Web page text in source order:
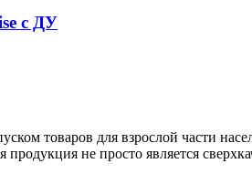
с ДУ
товаров для взрослой части
не просто является